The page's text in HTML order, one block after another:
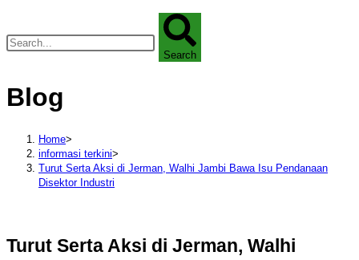
Search
Blog
Home>
informasi terkini>
Turut Serta Aksi di Jerman, Walhi Jambi Bawa Isu Pendanaan
Disektor Industri
Turut Serta Aksi di Jerman, Walhi